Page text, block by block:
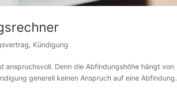
, Kündigung
anspruchsvoll. Denn die Abfindungshöhe hängt von
generell keinen Anspruch auf eine Abfindung.